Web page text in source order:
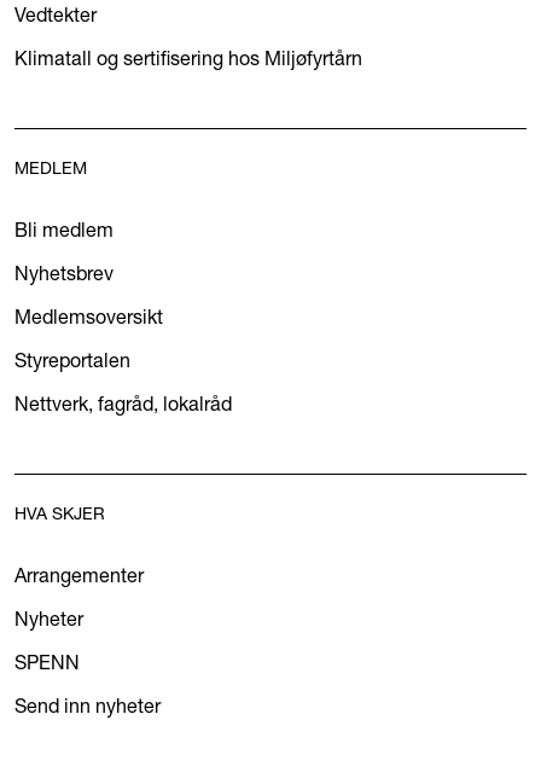
Vedtekter
Klimatall og sertifisering hos Miljøfyrtårn
MEDLEM
Bli medlem
Nyhetsbrev
Medlemsoversikt
Styreportalen
Nettverk, fagråd, lokalråd
HVA SKJER
Arrangementer
Nyheter
SPENN
Send inn nyheter